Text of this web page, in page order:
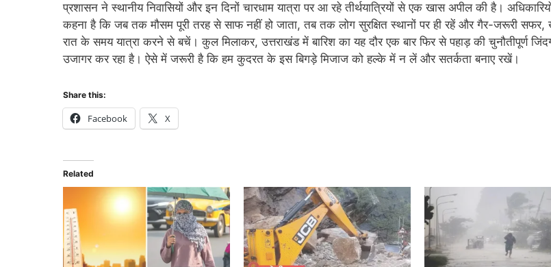
प्रशासन ने स्थानीय निवासियों और इन दिनों चारधाम यात्रा पर आ रहे तीर्थयात्रियों से एक खास अपील की है।
कहना है कि जब तक मौसम पूरी तरह से साफ नहीं हो जाता, तब तक लोग सुरक्षित स्थानों पर ही रहें और गैर-जरूरी
रात के समय यात्रा करने से बचें। कुल मिलाकर, उत्तराखंड में बारिश का यह दौर एक बार फिर से पहाड़ की चुनौतीपूर्ण
उजागर कर रहा है। ऐसे में जरूरी है कि हम कुदरत के इस बिगड़े मिजाज को हल्के में न लें और सतर्कता बनाए रखें।
Share this:
Facebook X
Related